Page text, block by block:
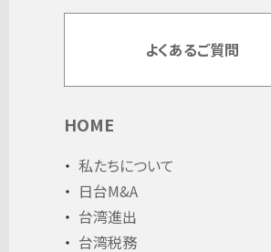
よくあるご質問
HOME
私たちについて
日台M&A
台湾進出
台湾税務